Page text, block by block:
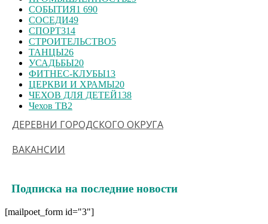
СОБЫТИЯ1 690
СОСЕДИ49
СПОРТ314
СТРОИТЕЛЬСТВО5
ТАНЦЫ26
УСАДЬБЫ20
ФИТНЕС-КЛУБЫ13
ЦЕРКВИ И ХРАМЫ20
ЧЕХОВ ДЛЯ ДЕТЕЙ138
Чехов ТВ2
ДЕРЕВНИ ГОРОДСКОГО ОКРУГА
ВАКАНСИИ
Подписка на последние новости
[mailpoet_form id="3"]